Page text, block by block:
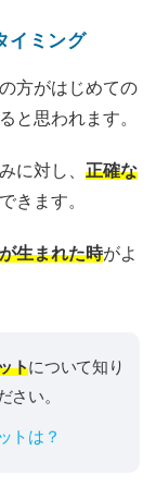
イミング
方がはじめての
と思われます。
に対し、 正確な
きます。
生まれた時がよ
トについて知り
さい。
トは？